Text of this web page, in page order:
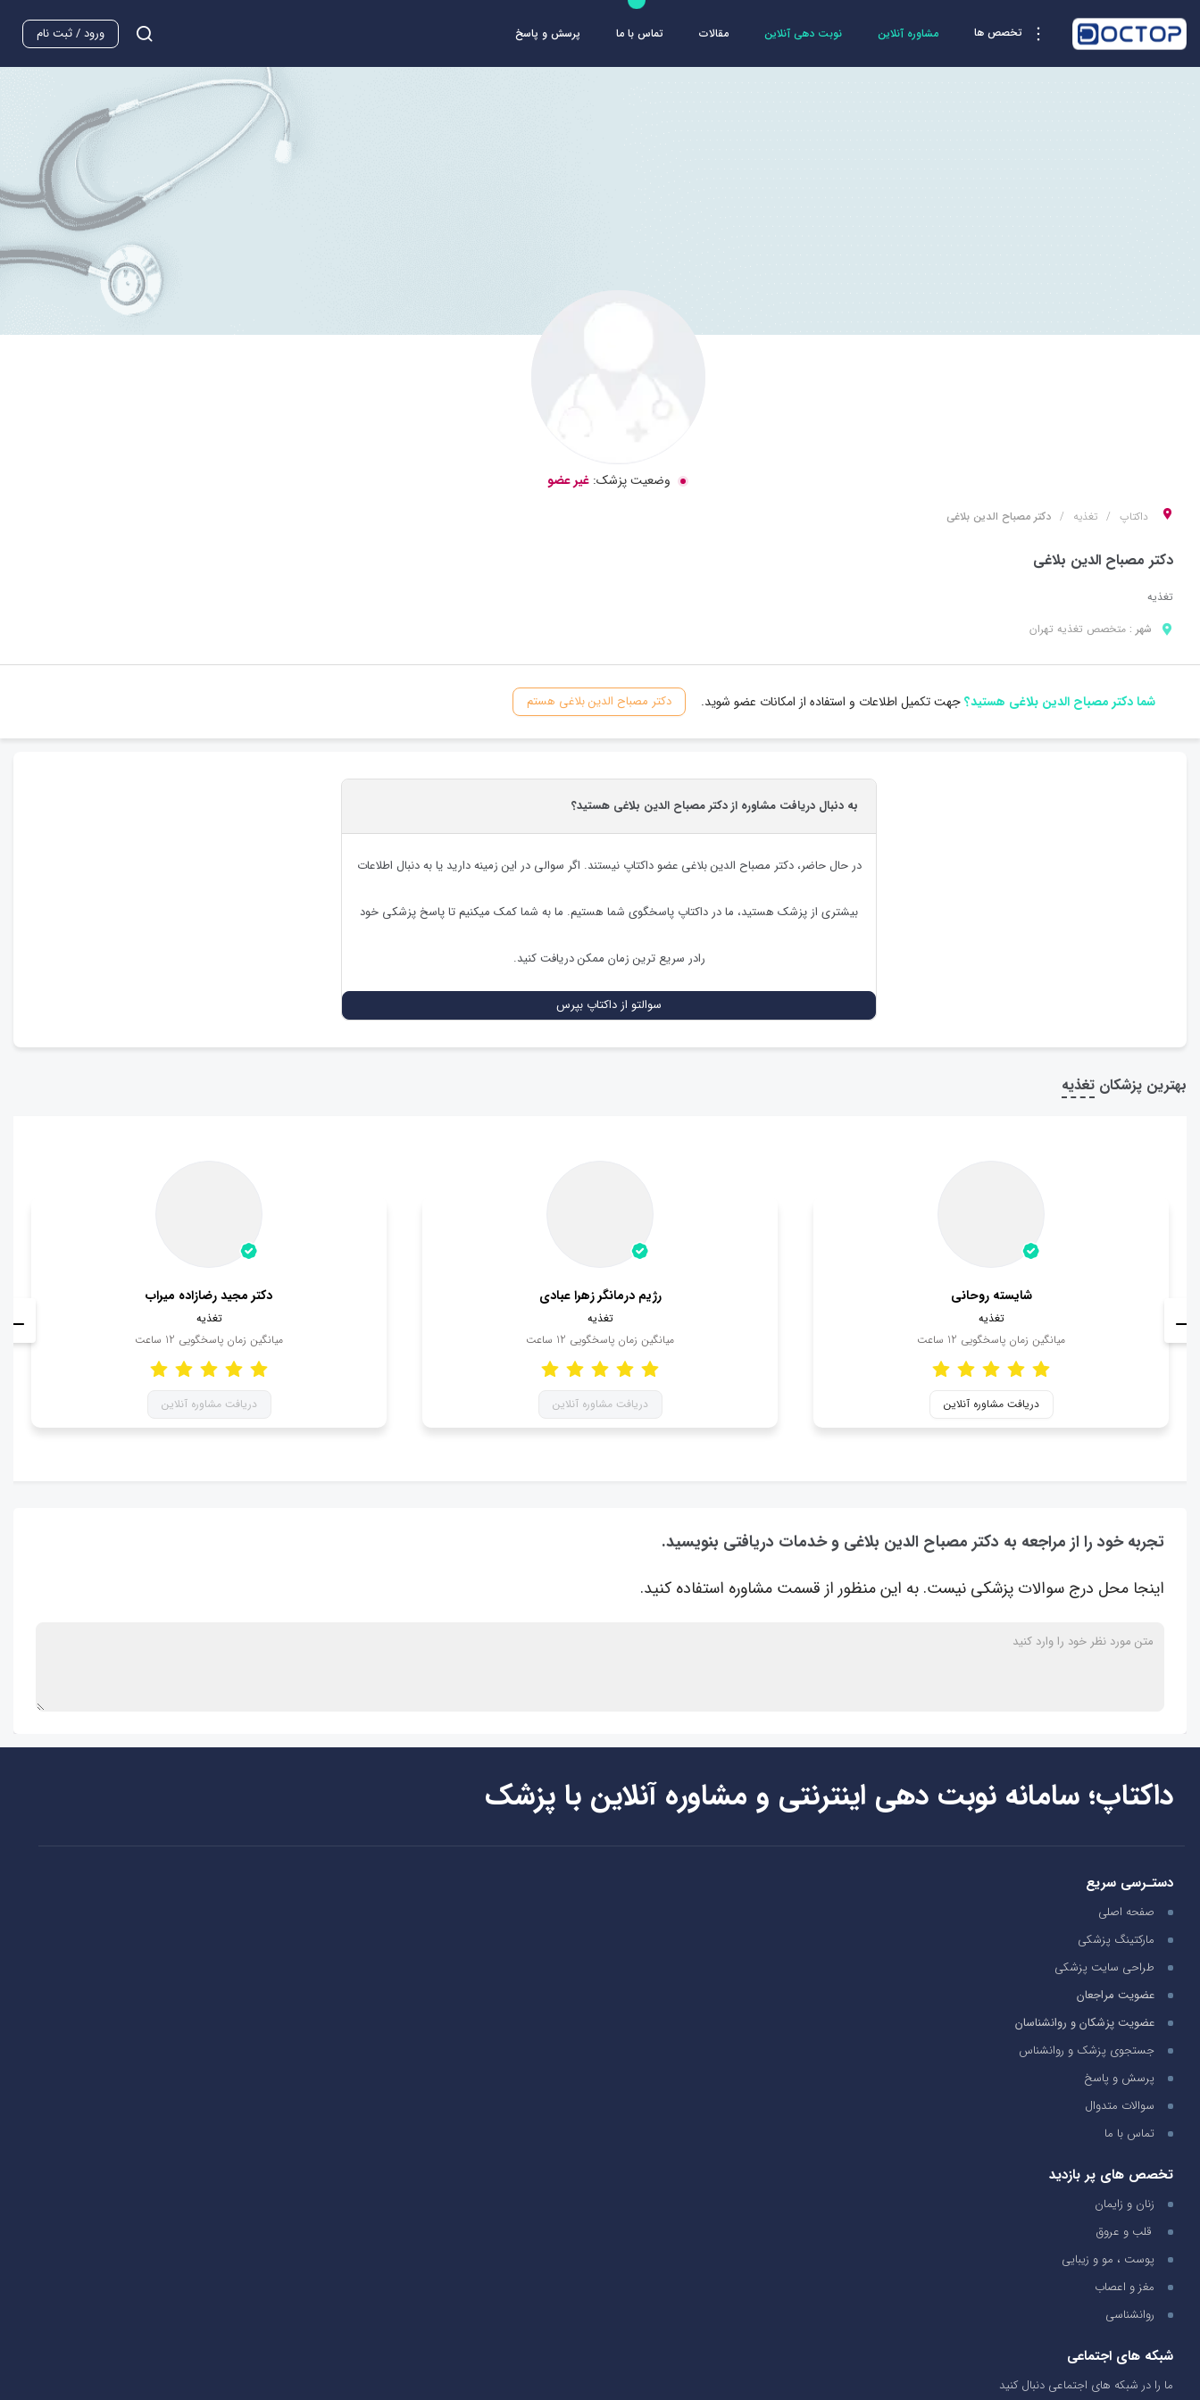
تخصص ها مشاوره آنلاین نوبت دهی آنلاین مقالات تماس با ما پرسش و پاسخ ورود / ثبت نام
وضعیت پزشک: غیر عضو
داکتاپ تغذیه دکتر مصباح الدین بلاغی
دکتر مصباح الدین بلاغی
تغذیه
شهر : متخصص تغذیه تهران
شما دکتر مصباح الدین بلاغی هستید؟جهت تکمیل اطلاعات و استفاده از امکانات عضو شوید. دکتر مصباح الدین بلاغی هستم
به دنبال دریافت مشاوره از دکتر مصباح الدین بلاغی هستید؟
در حال حاضر،دکتر مصباح الدین بلاغی عضو داکتاپ نیستند. اگر سوالی در این زمینه دارید یا به دنبال اطلاعات
بیشتری از پزشک هستید، ما در داکتاپ پاسخگوی شما هستیم. ما به شما کمک میکنیم تا پاسخ پزشکی خود
رادر سریع ترین زمان ممکن دریافت کنید.
سوالتو از داکتاپ بپرس
بهترین پزشکان تغذیه
دکتر مجید رضازاده میراب
تغذیه
میانگین زمان پاسخگویی 12 ساعت
دریافت مشاوره آنلاین
رژیم درمانگر زهرا عبادی
تغذیه
میانگین زمان پاسخگویی 12 ساعت
دریافت مشاوره آنلاین
شایسته روحانی
تغذیه
میانگین زمان پاسخگویی 12 ساعت
دریافت مشاوره آنلاین
تجربه خود را از مراجعه به دکتر مصباح الدین بلاغی و خدمات دریافتی بنویسید.
اینجا محل درج سوالات پزشکی نیست. به این منظور از قسمت مشاوره استفاده کنید.
داکتاپ؛ سامانه نوبت دهی اینترنتی و مشاوره آنلاین با پزشک
دستـرسی سریع
صفحه اصلی
مارکتینگ پزشکی
طراحی سایت پزشکی
عضویت مراجعان
عضویت پزشکان و روانشناسان
جستجوی پزشک و روانشناس
پرسش و پاسخ
سوالات متدوال
تماس با ما
تخصص های پر بازدید
زنان و زایمان
قلب و عروق
پوست ، مو و زیبایی
مغز و اعصاب
روانشناسی
شبکه های اجتماعی
ما را در شبکه های اجتماعی دنبال کنید